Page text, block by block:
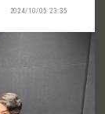
2024/10/05 23:35